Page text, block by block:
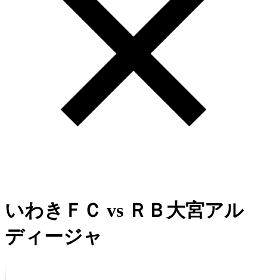
いわきＦＣ vs ＲＢ大宮アル
ディージャ